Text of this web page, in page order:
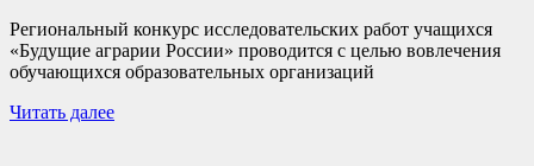
Региональный конкурс исследовательских работ учащихся
«Будущие аграрии России» проводится с целью вовлечения
обучающихся образовательных организаций
Читать далее